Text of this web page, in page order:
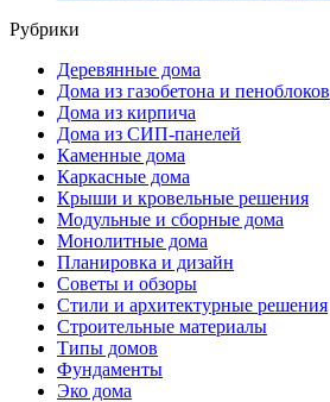
Рубрики
Деревянные дома
Дома из газобетона и пеноблоков
Дома из кирпича
Дома из СИП-панелей
Каменные дома
Каркасные дома
Крыши и кровельные решения
Модульные и сборные дома
Монолитные дома
Планировка и дизайн
Советы и обзоры
Стили и архитектурные решения
Строительные материалы
Типы домов
Фундаменты
Эко дома